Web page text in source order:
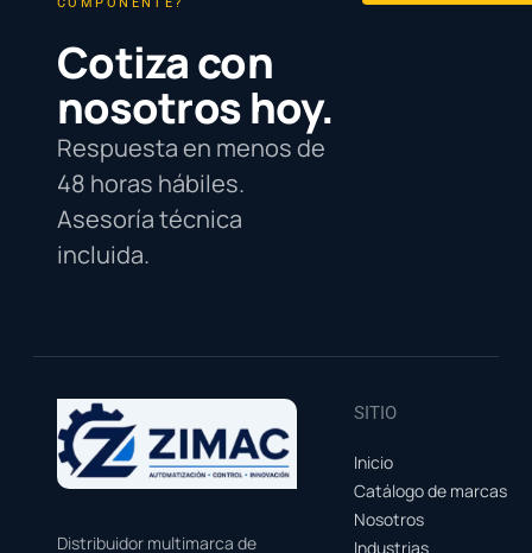
Cotiza con
nosotros hoy.
Respuesta en menos de
48 horas hábiles.
Asesoría técnica
incluida.
Distribuidor multimarca de
SITIO
Inicio
Catálogo de marcas
Nosotros
Industrias